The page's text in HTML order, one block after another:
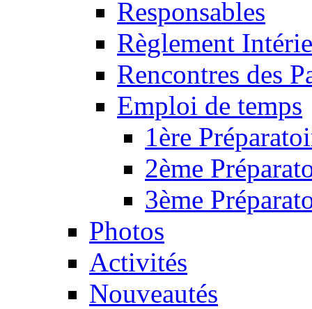
Responsables
Règlement
Rencontres des
Emploi de temps
1ère
2ème
3ème
Photos
Activités
Nouveautés